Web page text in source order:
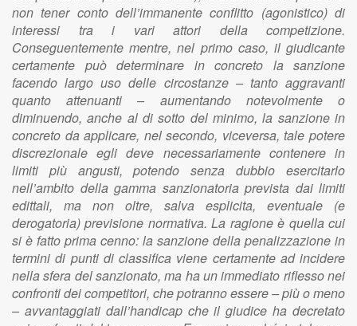
non tener conto dell’immanente conflitto (agonistico) di
interessi tra i vari attori della competizione.
Conseguentemente mentre, nel primo caso, il giudicante
certamente può determinare in concreto la sanzione
facendo largo uso delle circostanze – tanto aggravanti
quanto attenuanti – aumentando notevolmente o
diminuendo, anche al di sotto del minimo, la sanzione in
concreto da applicare, nel secondo, viceversa, tale potere
discrezionale egli deve necessariamente contenere in
limiti più angusti, potendo senza dubbio esercitarlo
nell’ambito della gamma sanzionatoria prevista dai limiti
edittali, ma non oltre, salva esplicita, eventuale (e
derogatoria) previsione normativa. La ragione è quella cui
si è fatto prima cenno: la sanzione della penalizzazione in
termini di punti di classifica viene certamente ad incidere
nella sfera del sanzionato, ma ha un immediato riflesso nei
confronti dei competitori, che potranno essere – più o meno
– avvantaggiati dall’handicap che il giudice ha decretato